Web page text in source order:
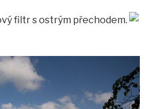
filtr s ostrým přechodem.